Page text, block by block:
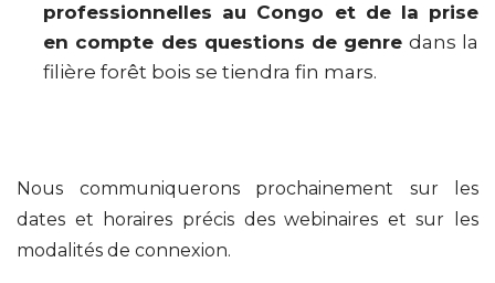
professionnelles au Congo et de la prise
en compte des questions de genre dans la
filière forêt bois se tiendra fin mars.
Nous communiquerons prochainement sur les
dates et horaires précis des webinaires et sur les
modalités de connexion.